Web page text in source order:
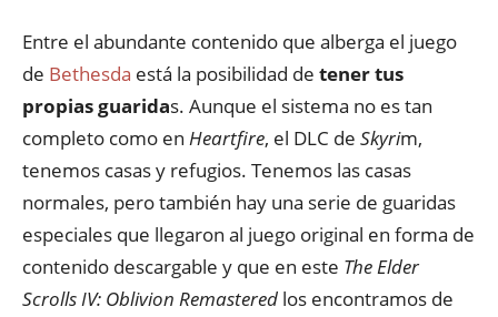
Entre el abundante contenido que alberga el juego
de Bethesda está la posibilidad de tener tus
propias guaridas. Aunque el sistema no es tan
completo como en Heartfire, el DLC de Skyrim,
tenemos casas y refugios. Tenemos las casas
normales, pero también hay una serie de guaridas
especiales que llegaron al juego original en forma de
contenido descargable y que en este The Elder
Scrolls IV: Oblivion Remastered los encontramos de